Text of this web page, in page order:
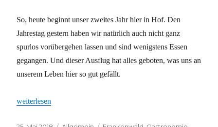
So, heute beginnt unser zweites Jahr hier in Hof. Den
Jahrestag gestern haben wir natürlich auch nicht ganz
spurlos vorübergehen lassen und sind wenigstens Essen
gegangen. Und dieser Ausflug hat alles geboten, was uns an
unserem Leben hier so gut gefällt.
„Tag 1 von Jahr 2“
weiterlesen